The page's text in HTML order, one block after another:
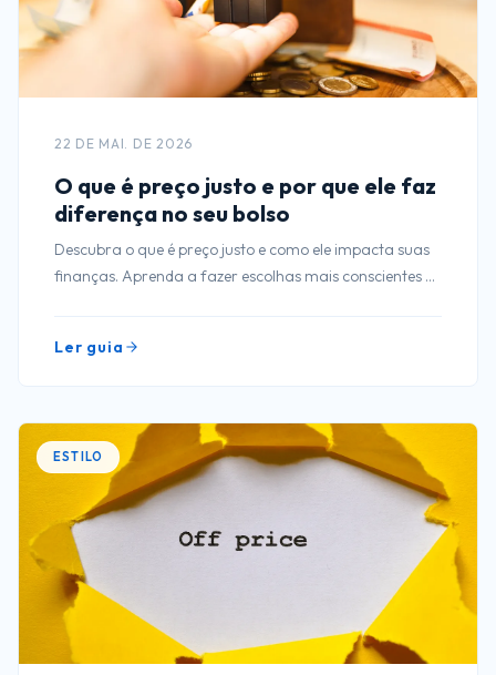
22 DE MAI. DE 2026
O que é preço justo e por que ele faz
diferença no seu bolso
Descubra o que é preço justo e como ele impacta suas
finanças. Aprenda a fazer escolhas mais conscientes e
Ler guia
ESTILO